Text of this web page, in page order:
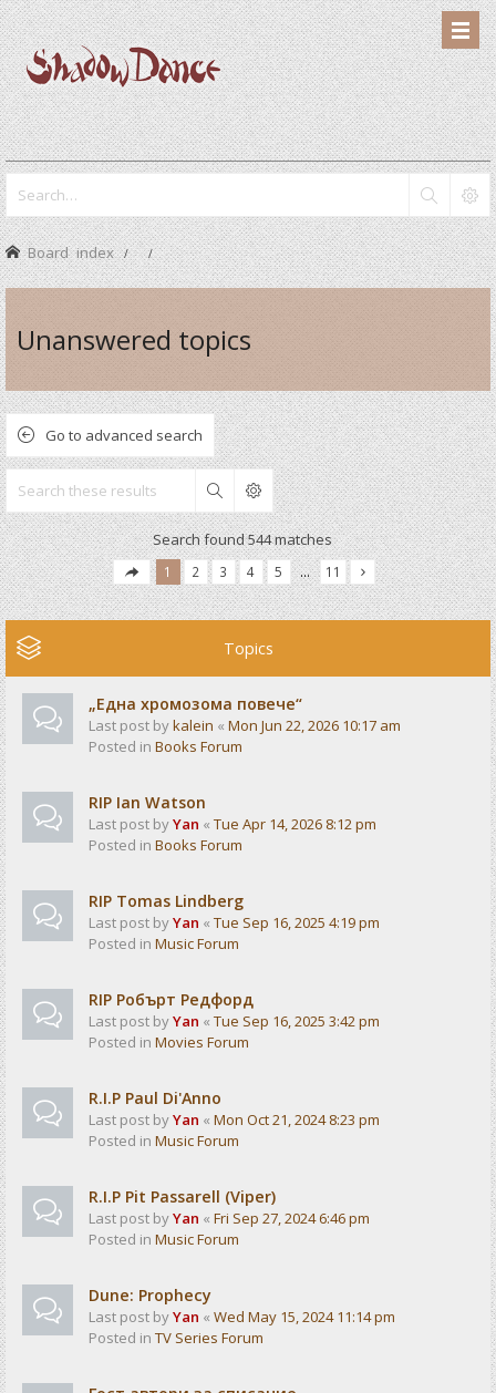
Board index
Unanswered topics
Go to advanced search
Search
Search found 544 matches
1 2 3 4 5 … 11
Topics
„Една хромозома повече“
Last post bykalein « Mon Jun 22, 2026 10:17 am
Posted in Books Forum
RIP Ian Watson
Last post byYan « Tue Apr 14, 2026 8:12 pm
Posted in Books Forum
RIP Tomas Lindberg
Last post byYan « Tue Sep 16, 2025 4:19 pm
Posted in Music Forum
RIP Робърт Редфорд
Last post byYan « Tue Sep 16, 2025 3:42 pm
Posted in Movies Forum
R.I.P Paul Di'Anno
Last post byYan « Mon Oct 21, 2024 8:23 pm
Posted in Music Forum
R.I.P Pit Passarell (Viper)
Last post byYan « Fri Sep 27, 2024 6:46 pm
Posted in Music Forum
Dune: Prophecy
Last post byYan « Wed May 15, 2024 11:14 pm
Posted in TV Series Forum